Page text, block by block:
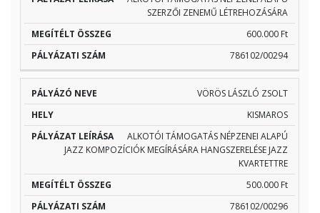
SZERZŐI ZENEMŰ LÉTREHOZÁSÁRA
600.000 Ft
786102/00294
VÖRÖS LÁSZLÓ ZSOLT
KISMAROS
ALKOTÓI TÁMOGATÁS NÉPZENEI ALAPÚ
JAZZ KOMPOZÍCIÓK MEGÍRÁSÁRA HANGSZERELÉSE JAZZ
KVARTETTRE
500.000 Ft
786102/00296